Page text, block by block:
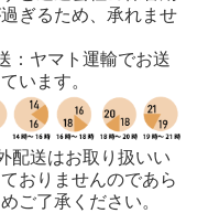
ぎるため、承れませ
：ヤマト運輸でお送
います。
配送はお取り扱いい
おりませんのであら
ご了承ください。